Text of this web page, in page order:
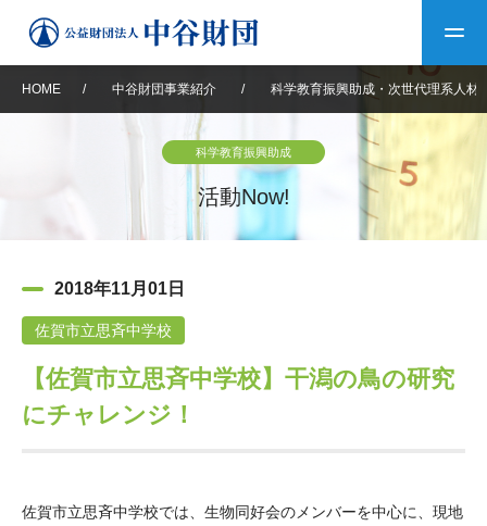
中谷財団について
設立趣意書
沿革 40年史デジタルブック
役員・評議員 公開情報
中谷財団事業紹介
神戸賞 長期大型研究助成
大学院生奨学金
国際学生交流プログラ
中谷財団動画紹介
その他情報
HOME / 中谷財団事業紹介 / 科学教育振興助成・次世代理系人材
科学教育振興助成
活動Now!
2018年11月01日
佐賀市立思斉中学校
【佐賀市立思斉中学校】干潟の鳥の研究
にチャレンジ！
佐賀市立思斉中学校では、生物同好会のメンバーを中心に、現地